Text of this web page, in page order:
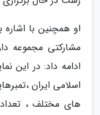
او همچنین با اشاره
مشارکتی مجموعه
ادامه داد: در این
اسلامی ایران
های مختلف ،